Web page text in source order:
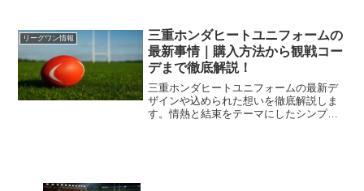
選手、2025年の招集状況、リーグワンD2
での現在地、今後の代表候補を見極める
視点まで分かりやすくまとめています。
リーグワン情報
三重ホンダヒートユニフォームの
最新事情｜購入方法から観戦コー
デまで徹底解説！
三重ホンダヒートユニフォームの最新デ
ザインや込められた想いを徹底解説しま
す。情熱と結束をテーマにしたシンプル